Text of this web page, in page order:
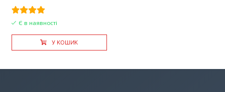
Є в наявності
У КОШИК